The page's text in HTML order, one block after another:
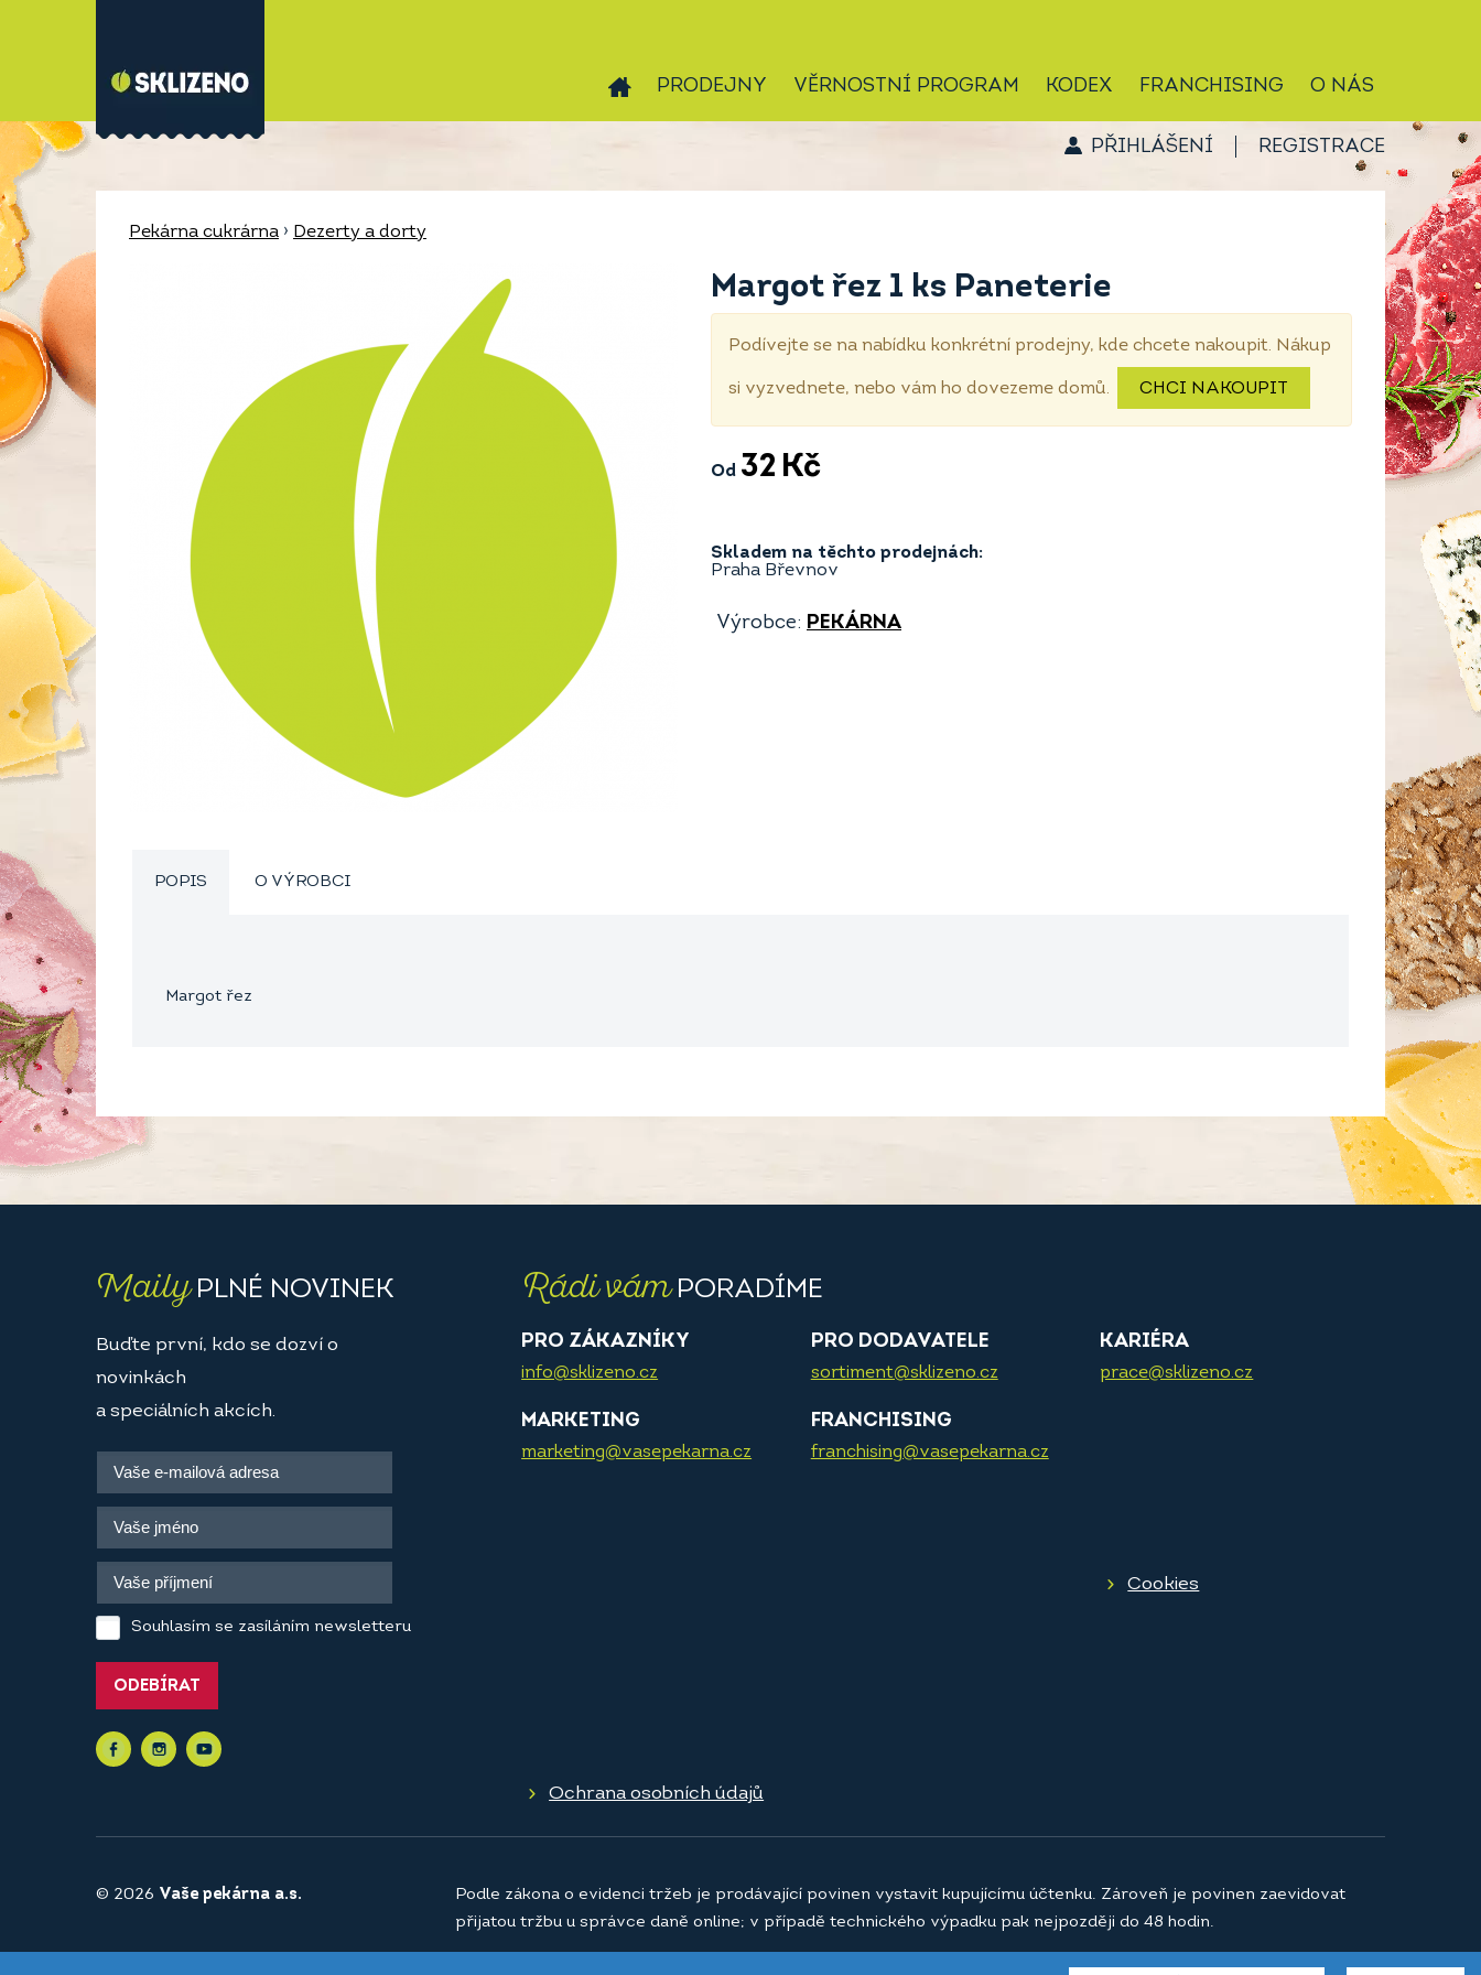
PRODEJNY VĚRNOSTNÍ PROGRAM KODEX FRANCHISING O NÁS
PŘIHLÁŠENÍ REGISTRACE
Pekárna cukrárna › Dezerty a dorty
Margot řez 1 ks Paneterie
Podívejte se na nabídku konkrétní prodejny, kde chcete nakoupit. Nákup
si vyzvednete, nebo vám ho dovezeme domů. CHCI NAKOUPIT
Od 32 Kč
Skladem na těchto prodejnách:
Praha Břevnov
Výrobce: PEKÁRNA
POPIS O VÝROBCI
Margot řez
MailyPLNÉ NOVINEK
Buďte první, kdo se dozví o
novinkách
a speciálních akcích.
Souhlasím se zasíláním newsletteru
ODEBÍRAT
Rádi vámPORADÍME
PRO ZÁKAZNÍKY
info@sklizeno.cz
PRO DODAVATELE
sortiment@sklizeno.cz
KARIÉRA
prace@sklizeno.cz
MARKETING
marketing@vasepekarna.cz
FRANCHISING
franchising@vasepekarna.cz
Cookies
Ochrana osobních údajů
© 2026 Vaše pekárna a.s.
Podle zákona o evidenci tržeb je prodávající povinen vystavit kupujícímu účtenku. Zároveň je povinen zaevidovat
přijatou tržbu u správce daně online; v případě technického výpadku pak nejpozději do 48 hodin.